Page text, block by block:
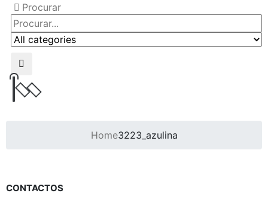
Procurar
Home3223_azulina
CONTACTOS